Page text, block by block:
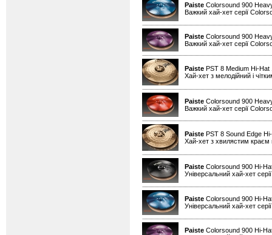
Paiste Colorsound 900
Важкий хай-хет серії
Paiste Colorsound 900
Важкий хай-хет серії
Paiste PST 8 Medium Hi-
Хай-хет з мелодійний і
Paiste Colorsound 900
Важкий хай-хет серії
Paiste PST 8 Sound Edge
Хай-хет з хвилястим краєм
Paiste Colorsound 900 Hi-
Універсальний хай-хет
Paiste Colorsound 900 Hi-
Універсальний хай-хет
Paiste Colorsound 900 Hi-